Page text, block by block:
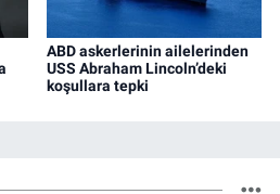
ABD askerlerinin ailelerinden
USS Abraham Lincoln’deki
koşullara tepki